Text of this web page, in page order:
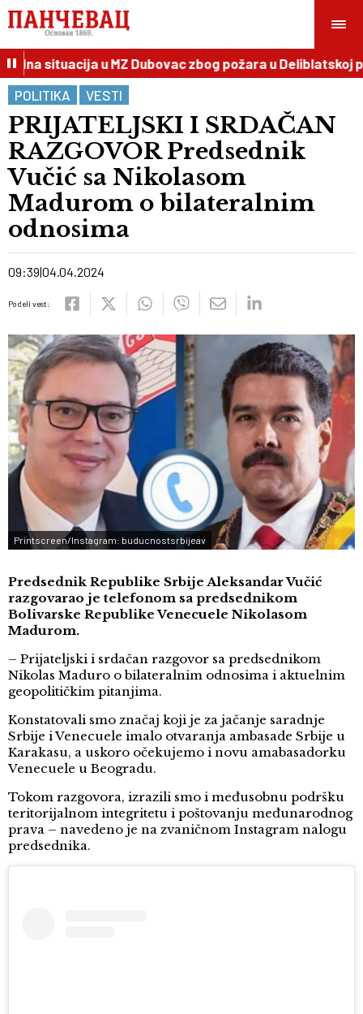
situacija u MZ Dubovac zbog požara u Deliblatskoj
POLITIKA
VESTI
PRIJATELJSKI I SRDAČAN
RAZGOVOR Predsednik
Vučić sa Nikolasom
Madurom o bilateralnim
odnosima
09:39 04.04.2024
Podeli vest:
Printscreen/Instagram: buducnostsrbijeav
Predsednik Republike Srbije Aleksandar Vučić
razgovarao je telefonom sa predsednikom
Bolivarske Republike Venecuele Nikolasom
Madurom.
– Prijateljski i srdačan razgovor sa predsednikom
Nikolas Maduro o bilateralnim odnosima i aktuelnim
geopolitičkim pitanjima.
Konstatovali smo značaj koji je za jačanje saradnje
Srbije i Venecuele imalo otvaranja ambasade Srbije u
Karakasu, a uskoro očekujemo i novu amabasadorku
Venecuele u Beogradu.
Tokom razgovora, izrazili smo i međusobnu podršku
teritorijalnom integritetu i poštovanju međunarodnog
prava – navedeno je na zvaničnom Instagram nalogu
predsednika.